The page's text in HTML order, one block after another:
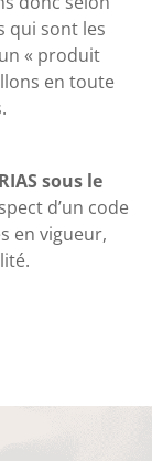
qui sont les
« produit
en toute
sous le
d’un code
en vigueur,